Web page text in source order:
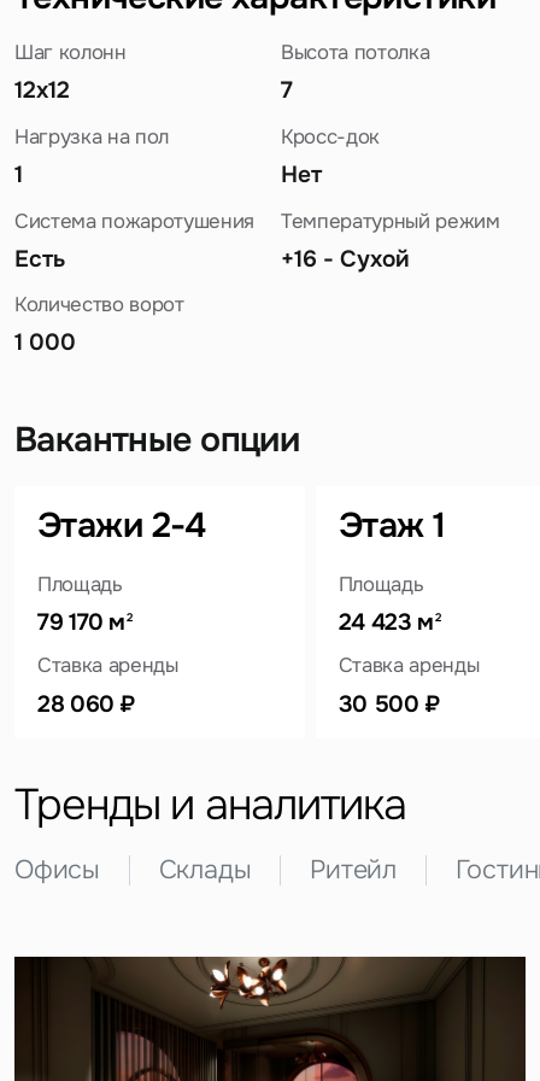
Шаг колонн
12x12
Высота потолка
7
Нагрузка на пол
1
Кросс-док
Нет
Система пожаротушения
Есть
Температурный режим
+16 - Сухой
Количество ворот
1 000
Вакантные опции
Этажи 2-4
Площадь
79 170 м 2
Ставка аренды
28 060 ₽
Этаж 1
Площадь
24 423 м2
Ставка аренды
30 500 ₽
Тренды и аналитика
Офисы Склады Ритейл
Вопрос
Жалоба
Уведомления
Объявление
Это обязательное поле